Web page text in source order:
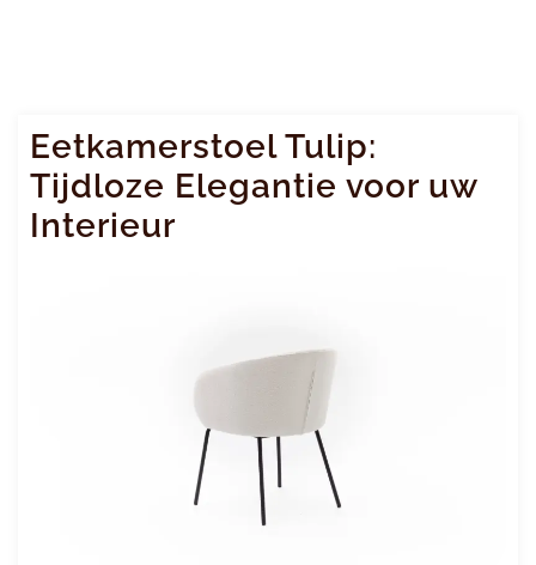
Eetkamerstoel Tulip:
Tijdloze Elegantie voor uw
Interieur